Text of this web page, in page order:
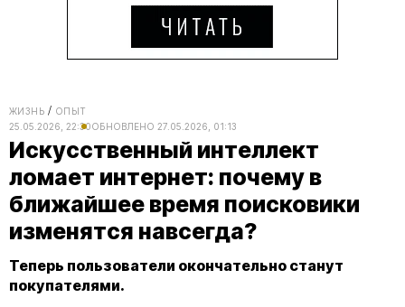
ЖИЗНЬ
ОПЫТ
25.05.2026, 22:30ОБНОВЛЕНО 27.05.2026, 01:13
Искусственный интеллект
ломает интернет: почему в
ближайшее время поисковики
изменятся навсегда?
Теперь пользователи окончательно станут
покупателями.